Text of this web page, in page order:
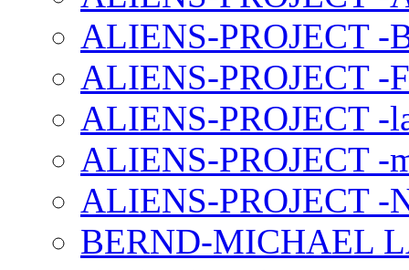
ALIENS-PROJECT -
ALIENS-PROJECT -
ALIENS-PROJECT -
ALIENS-PROJECT -
ALIENS-PROJECT -
BERND-MICHAEL